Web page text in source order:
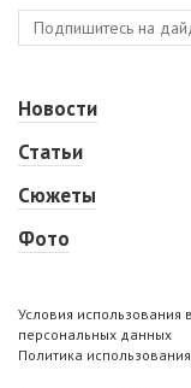
Новости
Статьи
Сюжеты
Фото
Условия использования
персональных данных
Политика